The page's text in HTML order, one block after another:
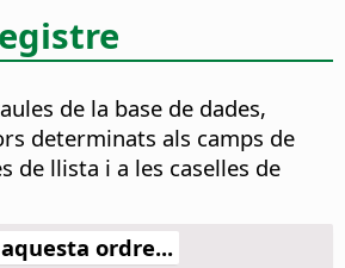
de la base de dades,
determinats als camps de
de llista i a les caselles de
ordre...